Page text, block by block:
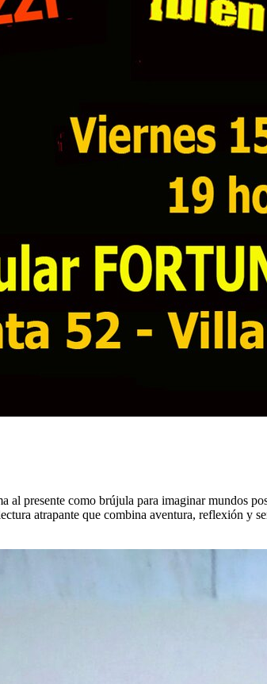
al presente como brújula para imaginar mundos
atrapante que combina aventura, reflexión y